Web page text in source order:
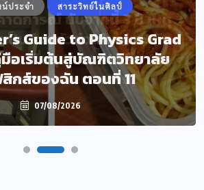
าดการณ์ นับจากนี้ 3 ปี เหตุ
เป็นส่วนตัวส่วนใหญ่ จะเกิด
เดาที่สรุปโดย AI หรือ AI-
Inferences
07/08/2026
ประจำ สาระวิทย์ในศิลป์
Guide to Physics Grad
อเริ่มต้นสู่บัณฑิตวิทยาลัย
กส์ของฉัน ตอนที่ 11
07/08/2026